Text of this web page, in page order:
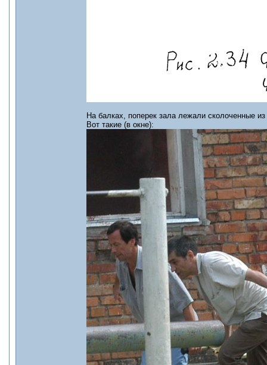
На балках, поперек зала лежали сколоченные
Вот такие (в окне):